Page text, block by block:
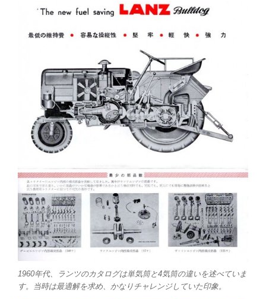
1960年代、ランツのカタログは単気筒と4気筒の違いを述べていま
す。当時は最適解を求め、かなりチャレンジしていた印象。